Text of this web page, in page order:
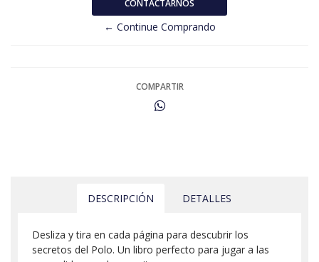
CONTÁCTARNOS
← Continue Comprando
COMPARTIR
DESCRIPCIÓN DETALLES
Desliza y tira en cada página para descubrir los
secretos del Polo. Un libro perfecto para jugar a las